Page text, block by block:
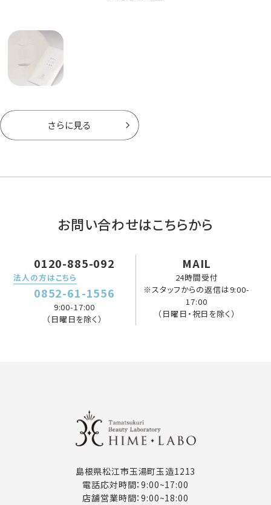
さらに見る
お問い合わせはこちらから
0120-885-092
法人の方はこちら
0852-61-1556
9:00-17:00
（日曜日を除く）
MAIL
24時間受付
※スタッフからの返信は9:00-
17:00
（日曜日・祝日を除く）
島根県松江市玉湯町玉造1213
電話応対時間：9:00~17:00
店舗営業時間：9:00~18:00